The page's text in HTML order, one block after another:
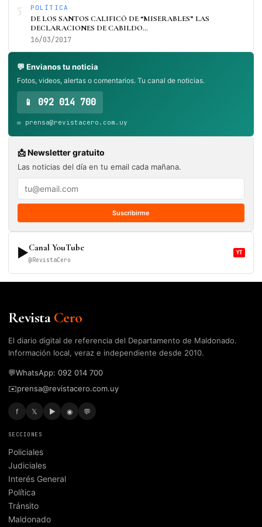
5 POLÍTICA
DE LOS SANTOS CALIFICÓ DE “MISERABLES” LAS
DECLARACIONES DE CABILDO…
16/03/2017
💬 Envianos tu noticia
Fotos, videos, alertas o comentarios. Tu canal de noticias.
📱 092 014 700
✉️ prensa@revistacero.com.uy
📩 Newsletter gratuito
Las noticias del día en tu email cada mañana.
Suscribirme
▶Canal YouTube
@RevistaCero
YT
RevistaCero
El diario digital de referencia del Departamento de Maldonado.
Información local, veraz e independiente desde 2010.
💬WhatsApp: 092 014 700
✉️prensa@revistacero.com.uy
f 𝕏 ▶ ◉ 💬
SECCIONES
Policiales
Judiciales
Interés General
Política
Tránsito
Maldonado